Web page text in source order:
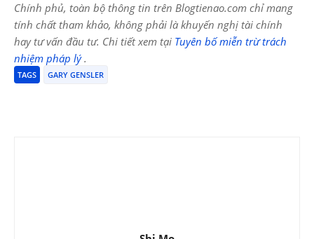
Chính phủ, toàn bộ thông tin trên Blogtienao.com chỉ mang
tính chất tham khảo, không phải là khuyến nghị tài chính
hay tư vấn đầu tư. Chi tiết xem tại Tuyên bố miễn trừ trách
nhiệm pháp lý.
TAGS GARY GENSLER